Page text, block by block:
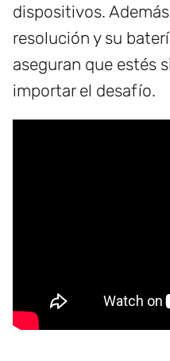
dispositivos.
resolución y su
aseguran que estés
importar el desafío.